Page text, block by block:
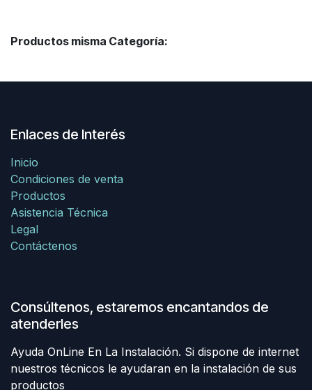
Productos misma Categoría:
Enlaces de Interés
Inicio
Condiciones de venta
Productos
Asistencia Técnica
Legal
Contáctenos
Consúltenos, estaremos encantandos de
atenderles
Ayuda OnLine En La Instalación. Si dispone de internet
nuestros técnicos le ayudaran en la instalación de sus
productos